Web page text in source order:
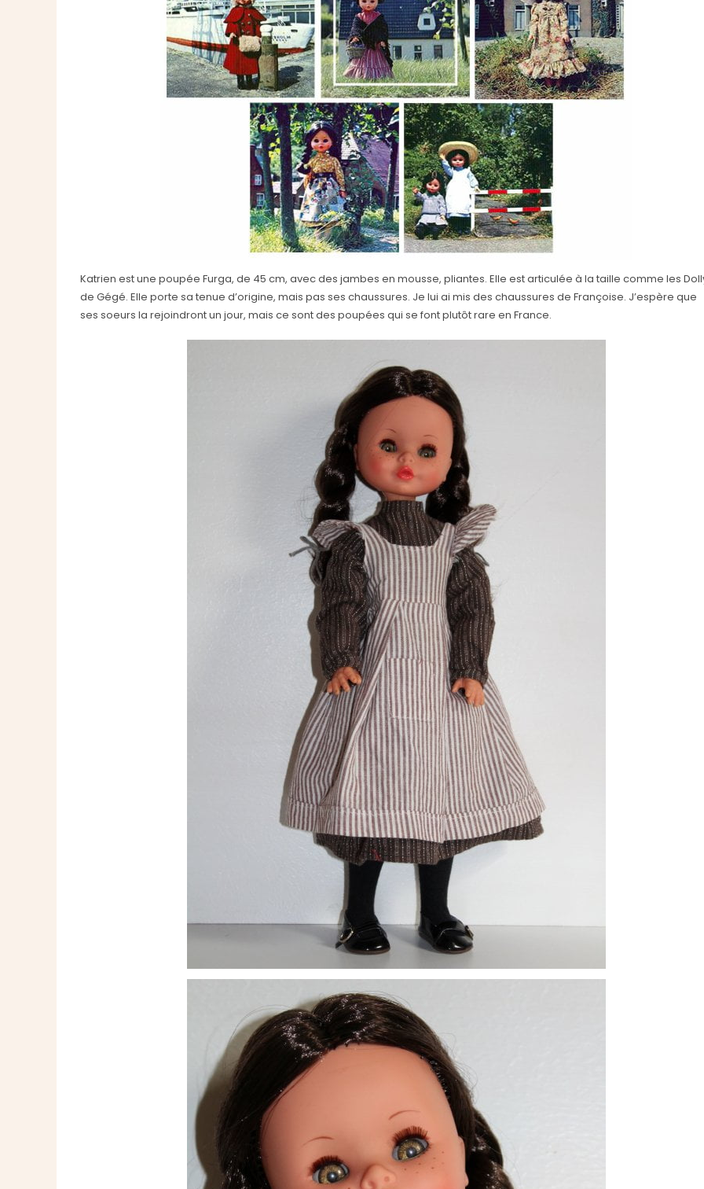
Katrien est une poupée Furga, de 45 cm, avec des jambes en mousse, pliantes. Elle est articulée à la taille comme les
de Gégé. Elle porte sa tenue d’origine, mais pas ses chaussures. Je lui ai mis des chaussures de Françoise. J’espère que
ses soeurs la rejoindront un jour, mais ce sont des poupées qui se font plutôt rare en France.